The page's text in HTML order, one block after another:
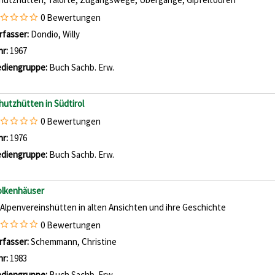
0 Bewertungen
Dondio, Willy
1967
Buch Sachb. Erw.
in Südtirol
0 Bewertungen
nach diesem Verfasser
1976
Buch Sachb. Erw.
in alten Ansichten und ihre Geschichte
0 Bewertungen
Schemmann, Christine
1983